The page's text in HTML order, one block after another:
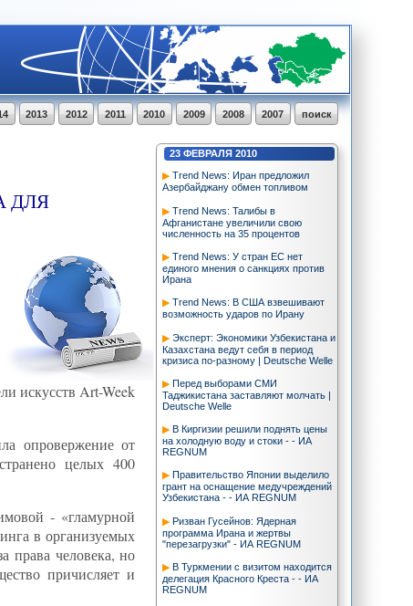
поиск
2007
2008
2009
2010
2011
2012
2013
23 ФЕВРАЛЯ 2010
Trend News: Иран предложил
Азербайджану обмен топливом
Trend News: Талибы в
Афганистане увеличили свою
численность на 35 процентов
Trend News: У стран ЕС нет
единого мнения о санкциях против
Ирана
Trend News: В США взвешивают
возможность ударов по Ирану
Эксперт: Экономики Узбекистана и
Казахстана ведут себя в период
кризиса по-разному | Deutsche Welle
Перед выборами СМИ
Таджикистана заставляют молчать |
Deutsche Welle
В Киргизии решили поднять цены
на холодную воду и стоки - - ИА
REGNUM
Правительство Японии выделило
грант на оснащение медучреждений
Узбекистана - - ИА REGNUM
Ризван Гусейнов: Ядерная
программа Ирана и жертвы
"перезагрузки" - ИА REGNUM
В Туркмении с визитом находится
делегация Красного Креста - - ИА
REGNUM
ДЛЯ
искусств Art-Week
опровержение от
целых 400
- «гламурной
в организуемых
права человека, но
причисляет и